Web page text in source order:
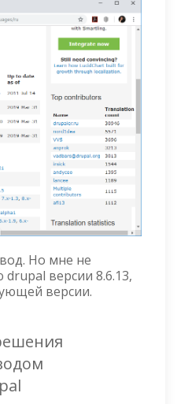
Но мне не
drupal версии 8.6.13,
версии.